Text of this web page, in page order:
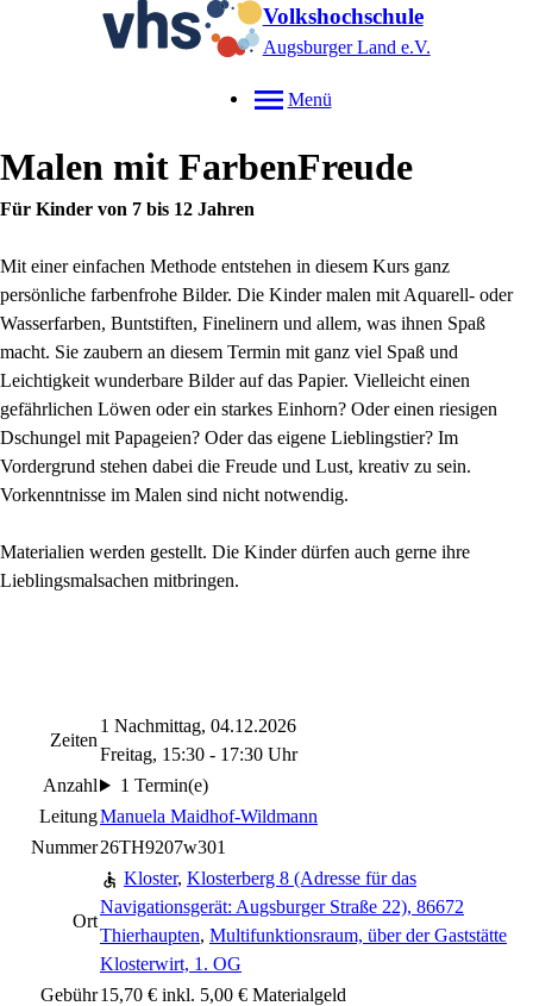
Volkshochschule
Augsburger Land e.V.
Menü
Malen mit FarbenFreude
Für Kinder von 7 bis 12 Jahren
Mit einer einfachen Methode entstehen in diesem Kurs ganz
persönliche farbenfrohe Bilder. Die Kinder malen mit Aquarell- oder
Wasserfarben, Buntstiften, Finelinern und allem, was ihnen Spaß
macht. Sie zaubern an diesem Termin mit ganz viel Spaß und
Leichtigkeit wunderbare Bilder auf das Papier. Vielleicht einen
gefährlichen Löwen oder ein starkes Einhorn? Oder einen riesigen
Dschungel mit Papageien? Oder das eigene Lieblingstier? Im
Vordergrund stehen dabei die Freude und Lust, kreativ zu sein.
Vorkenntnisse im Malen sind nicht notwendig.
Materialien werden gestellt. Die Kinder dürfen auch gerne ihre
Lieblingsmalsachen mitbringen.
Zeiten
1 Nachmittag, 04.12.2026
Freitag, 15:30 - 17:30 Uhr
Anzahl
1 Termin(e)
LeitungManuela Maidhof-Wildmann
Nummer26TH9207w301
Ort
Kloster, Klosterberg 8 (Adresse für das
Navigationsgerät: Augsburger Straße 22), 86672
Thierhaupten, Multifunktionsraum, über der Gaststätte
Klosterwirt, 1. OG
Gebühr15,70 € inkl. 5,00 € Materialgeld